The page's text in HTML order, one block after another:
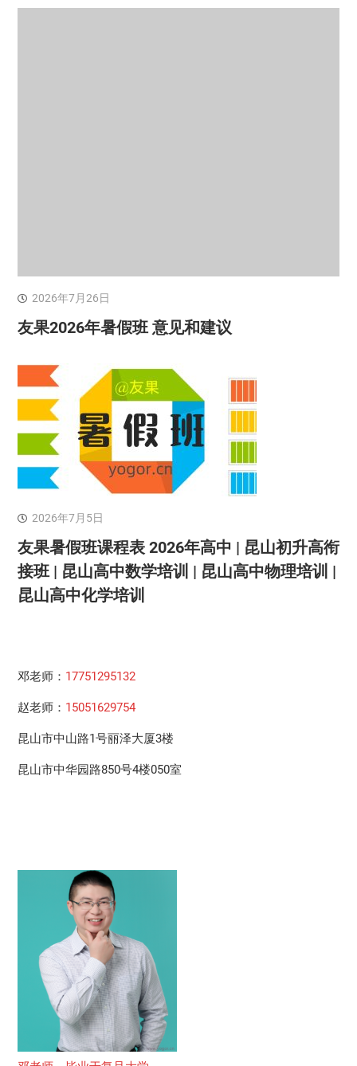
2026年7月26日
友果2026年暑假班 意见和建议
2026年7月5日
友果暑假班课程表 2026年高中 | 昆山初升高衔
接班 | 昆山高中数学培训 | 昆山高中物理培训 |
昆山高中化学培训
邓老师： 17751295132
赵老师： 15051629754
昆山市中山路1号丽泽大厦3楼
昆山市中华园路850号4楼050室